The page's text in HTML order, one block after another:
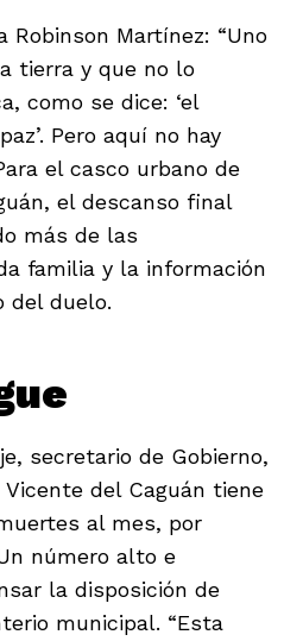
Robinson Martínez: “Uno
tierra y que no lo
como se dice: ‘el
Pero aquí no hay
el casco urbano de
el descanso final
más de las
familia y la información
del duelo.
secretario de Gobierno,
del Caguán tiene
al mes, por
número alto e
la disposición de
municipal. “Esta